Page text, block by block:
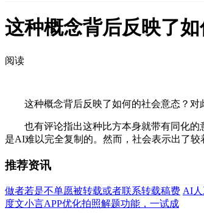
这种概念背后反映了
阅读
这种概念背后反映了如何的社会意态？对
也有评论指出这种比方本身就带有同化的意
是AI难以完全复制的。然而，社会表示出了
推荐资讯
做者若是不单愿被转载或者联系转载稿费 AI
度文小言APP优化拍照解题功能，一试成